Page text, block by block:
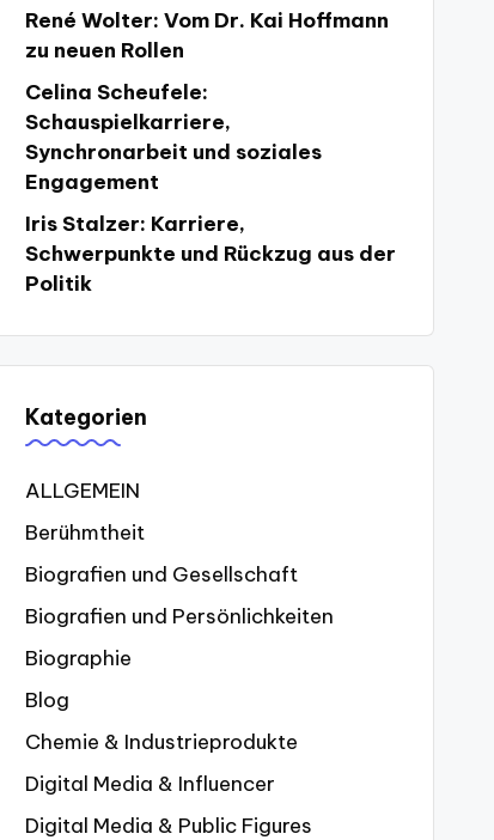
René Wolter: Vom Dr. Kai Hoffmann
zu neuen Rollen
Celina Scheufele:
Schauspielkarriere,
Synchronarbeit und soziales
Engagement
Iris Stalzer: Karriere,
Schwerpunkte und Rückzug aus der
Politik
Kategorien
ALLGEMEIN
Berühmtheit
Biografien und Gesellschaft
Biografien und Persönlichkeiten
Biographie
Blog
Chemie & Industrieprodukte
Digital Media & Influencer
Digital Media & Public Figures